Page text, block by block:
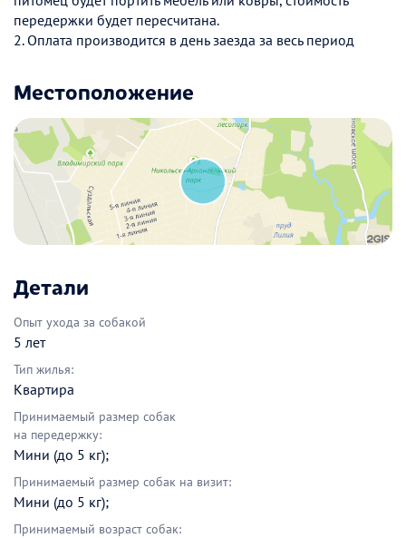
передержки будет пересчитана.
2. Оплата производится в день заезда за весь период
Местоположение
Детали
Опыт ухода за собакой
5 лет
Тип жилья:
Квартира
Принимаемый размер собак
на передержку:
Мини (до 5 кг);
Принимаемый размер собак на визит:
Мини (до 5 кг);
Принимаемый возраст собак: